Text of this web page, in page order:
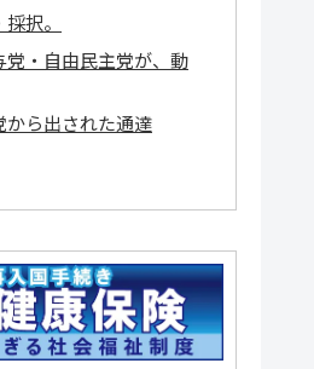
択。
党・自由民主党が、動
から出された通達